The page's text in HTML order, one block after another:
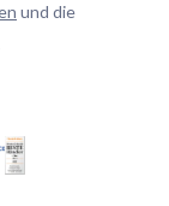
und die